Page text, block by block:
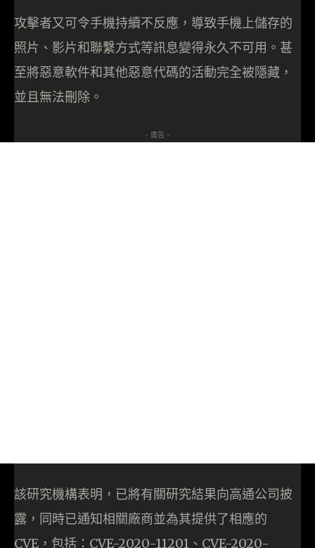
攻擊者又可令手機持續不反應，導致手機上儲存的
照片、影片和聯繫方式等訊息變得永久不可用。甚
至將惡意軟件和其他惡意代碼的活動完全被隱藏，
並且無法刪除。
- 廣告 -
該研究機構表明，已將有關研究結果向高通公司披
露，同時已通知相關廠商並為其提供了相應的
CVE，包括：CVE-2020-11201、CVE-2020-